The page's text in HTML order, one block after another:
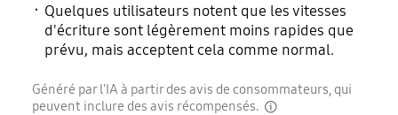
Quelques utilisateurs notent que les vitesses
d'écriture sont légèrement moins rapides que
prévu, mais acceptent cela comme normal.
Généré par l'IA à partir des avis de consommateurs, qui
peuvent inclure des avis récompensés.